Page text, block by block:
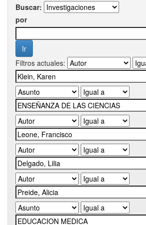
Buscar:
por
Filtros actuales: